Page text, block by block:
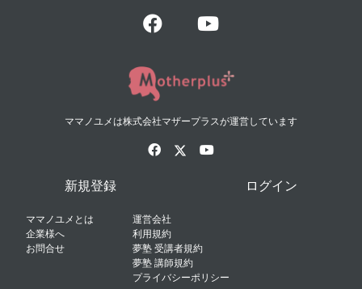
ママノユメは株式会社マザープラスが運営しています
新規登録 ログイン
ママノユメとは
企業様へ
お問合せ
運営会社
利用規約
夢塾 受講者規約
夢塾 講師規約
プライバシーポリシー